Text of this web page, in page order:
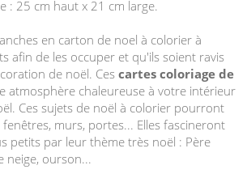
: 25 cm haut x 21 cm large.
en carton de noel à colorier à
afin de les occuper et qu'ils soient ravis
de noël. Ces cartes coloriage de
atmosphère chaleureuse à votre intérieur
Ces sujets de noël à colorier pourront
murs, portes... Elles fascineront
petits par leur thème très noël : Père
neige, ourson...